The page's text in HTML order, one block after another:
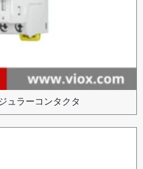
ュラーコンタクタ